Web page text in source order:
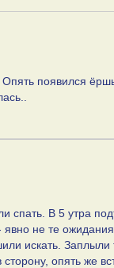
появился
спать. В 5 утра
не те
искать.
опять же